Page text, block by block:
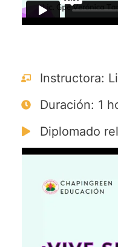
Instructora:
Duración: 1
Diplomado